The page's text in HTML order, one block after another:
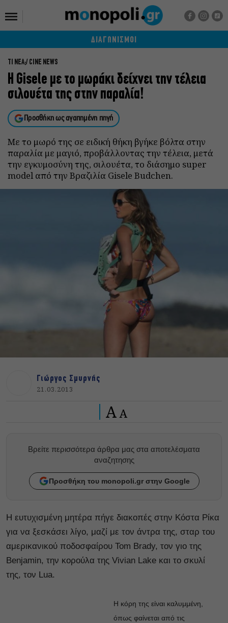
ΔΙΑΓΩΝΙΣΜΟΙ
ΤΙ ΝΕΑ; CINE NEWS
H Gisele με το μωράκι δείχνει την τέλεια
σιλουέτα της στην παραλία!
Προσθήκη ως αγαπημένη πηγή
Με το μωρό της σε ειδική θήκη βγήκε βόλτα στην
παραλία με μαγιό, προβάλλοντας την τέλεια, μετά
την εγκυμοσύνη της, σιλουέτα, το διάσημο super
model από την Βραζιλία Gisele Budchen.
Γιώργος Σμυρνής
21.03.2013
A A
Βρείτε περισσότερα άρθρα μας στα αποτελέσματα
αναζητησης
Προσθήκη του monopoli.gr στην Google
Η ευτυχισμένη μητέρα πήγε διακοπές στην Κόστα Ρίκα
για να ξεσκάσει λίγο, μαζί με τον άντρα της, σταρ του
αμερικανικού ποδοσφαίρου Tom Brady, τον γιο της
Benjamin, την κορούλα της Vivian Lake και το σκυλί
της, τον Lua.
Η κόρη της είναι καλυμμένη,
όπως φαίνεται από τις